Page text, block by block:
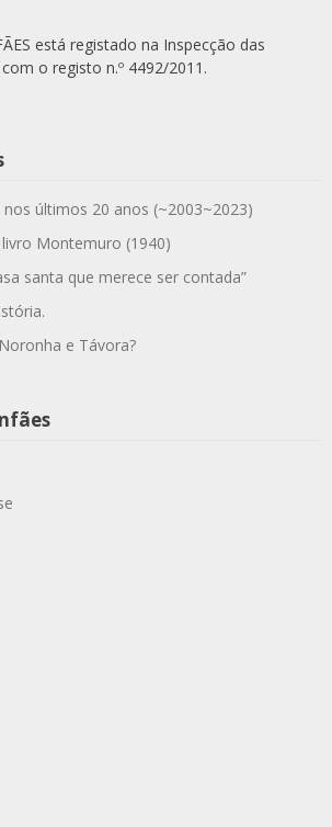
está registado na Inspecção das
o registo n.º 4492/2011.
últimos 20 anos (~2003~2023)
Montemuro (1940)
santa que merece ser contada”
e Távora?